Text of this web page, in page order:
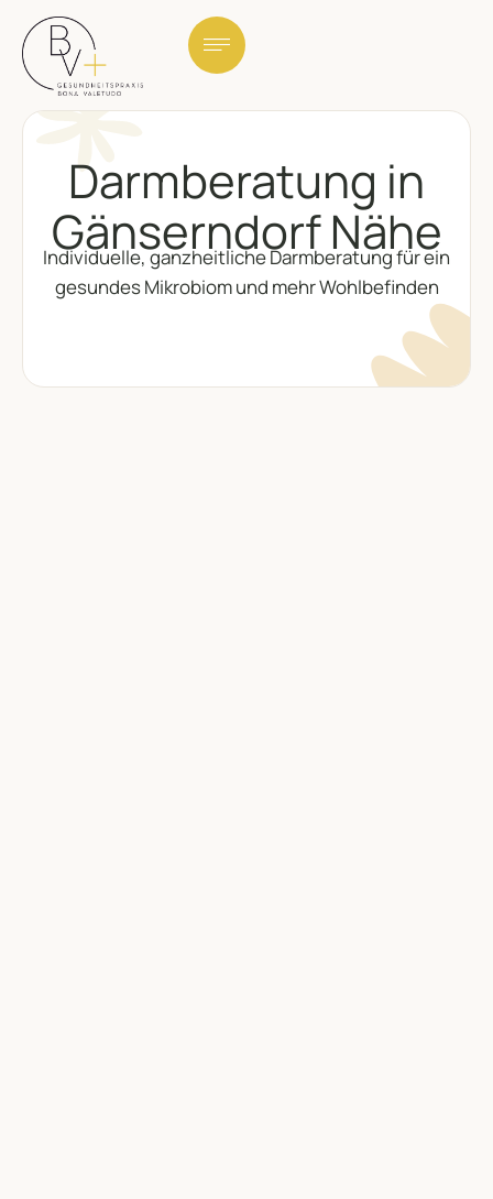
Darmberatung in
Gänserndorf Nähe
Individuelle, ganzheitliche Darmberatung für ein
gesundes Mikrobiom und mehr Wohlbefinden